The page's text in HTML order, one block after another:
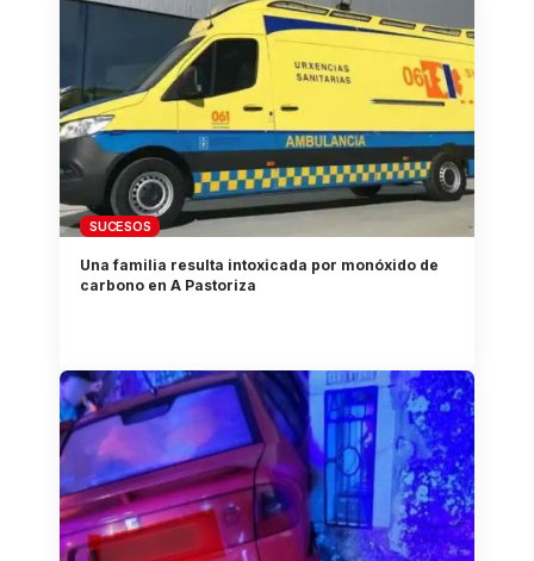
SUCESOS
Una familia resulta intoxicada por monóxido de
carbono en A Pastoriza